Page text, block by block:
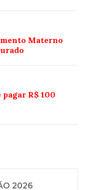
Materno
pagar R$ 100
2026